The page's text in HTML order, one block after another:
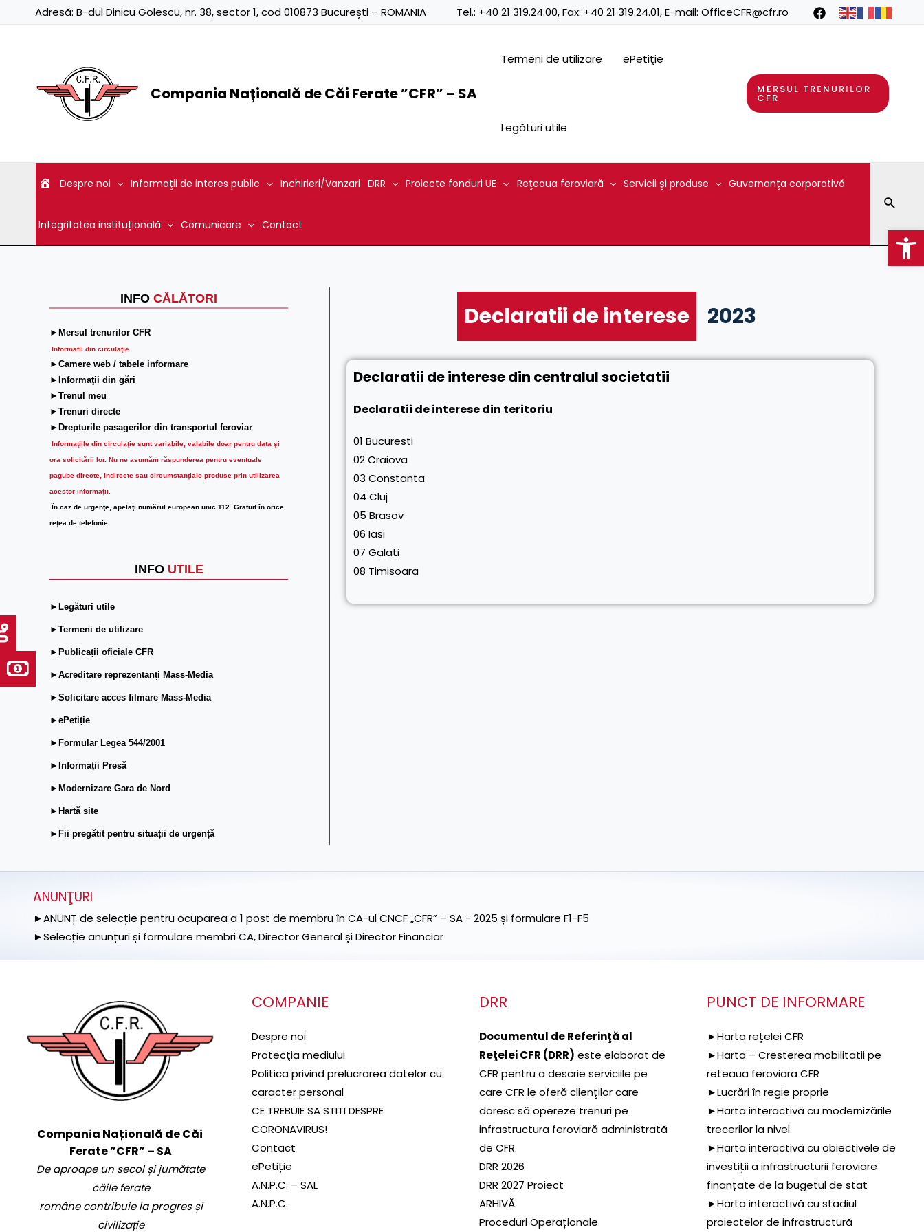
Adresă: B-dul Dinicu Golescu, nr. 38, sector 1, cod 010873 București – ROMANIA Tel.: +40 21 319.24.00, Fax: +40 21 319.24.01, E-mail: OfficeCFR@cfr.ro
Compania Națională de Căi Ferate ”CFR” – SA
Termeni de utilizare ePetiţie
Legături utile
MERSUL TRENURILOR
CFR
Despre noi Informaţii de interes public Inchirieri/Vanzari DRR Proiecte fonduri UE Reţeaua feroviară Servicii şi produse Guvernanţa corporativă
Integritatea instituțională Comunicare Contact
INFO CĂLĂTORI
►Mersul trenurilor CFR
Informatii din circulaţie
►Camere web / tabele informare
►Informaţii din gări
►Trenul meu
►Trenuri directe
►Drepturile pasagerilor din transportul feroviar
Informaţiile din circulaţie sunt variabile, valabile doar pentru data şi
ora solicitării lor. Nu ne asumăm răspunderea pentru eventuale
pagube directe, indirecte sau circumstanțiale produse prin utilizarea
acestor informații.
În caz de urgenţe, apelaţi numărul european unic 112. Gratuit în orice
reţea de telefonie.
INFO UTILE
►Legături utile
►Termeni de utilizare
►Publicații oficiale CFR
►Acreditare reprezentanți Mass-Media
►Solicitare acces filmare Mass-Media
►ePetiție
►Formular Legea 544/2001
►Informații Presă
►Modernizare Gara de Nord
►Hartă site
►Fii pregătit pentru situații de urgență
Declaratii de interese 2023
Declaratii de interese din centralul societatii
Declaratii de interese din teritoriu
01 Bucuresti
02 Craiova
03 Constanta
04 Cluj
05 Brasov
06 Iasi
07 Galati
08 Timisoara
ANUNŢURI
►ANUNȚ de selecție pentru ocuparea a 1 post de membru în CA-ul CNCF „CFR” – SA - 2025 și formulare F1-F5
►Selecție anunțuri și formulare membri CA, Director General și Director Financiar
Compania Națională de Căi
Ferate ”CFR” – SA
De aproape un secol și jumătate
căile ferate
române contribuie la progres și
civilizație
COMPANIE
Despre noi
Protecţia mediului
Politica privind prelucrarea datelor cu
caracter personal
CE TREBUIE SA STITI DESPRE
CORONAVIRUS!
Contact
ePetiție
A.N.P.C. – SAL
A.N.P.C.
DRR
Documentul de Referinţă al
Reţelei CFR (DRR) este elaborat de
CFR pentru a descrie serviciile pe
care CFR le oferă clienţilor care
doresc să opereze trenuri pe
infrastructura feroviară administrată
de CFR.
DRR 2026
DRR 2027 Proiect
ARHIVĂ
Proceduri Operaționale
PUNCT DE INFORMARE
►Harta rețelei CFR
►Harta – Cresterea mobilitatii pe
reteaua feroviara CFR
►Lucrări în regie proprie
►Harta interactivă cu modernizările
trecerilor la nivel
►Harta interactivă cu obiectivele de
investiții a infrastructurii feroviare
finanțate de la bugetul de stat
►Harta interactivă cu stadiul
proiectelor de infrastructură